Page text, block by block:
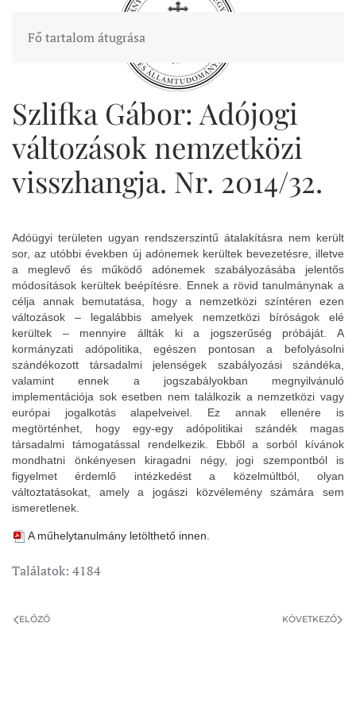
Fő tartalom átugrása
Szlifka Gábor: Adójogi
változások nemzetközi
visszhangja. Nr. 2014/32.
Adóügyi területen ugyan rendszerszintű átalakításra nem került
sor, az utóbbi években új adónemek kerültek bevezetésre, illetve
a meglevő és működő adónemek szabályozásába jelentős
módosítások kerültek beépítésre. Ennek a rövid tanulmánynak a
célja annak bemutatása, hogy a nemzetközi színtéren ezen
változások – legalábbis amelyek nemzetközi bíróságok elé
kerültek – mennyire állták ki a jogszerűség próbáját. A
kormányzati adópolitika, egészen pontosan a befolyásolni
szándékozott társadalmi jelenségek szabályozási szándéka,
valamint ennek a jogszabályokban megnyilvánuló
implementációja sok esetben nem találkozik a nemzetközi vagy
európai jogalkotás alapelveivel. Ez annak ellenére is
megtörténhet, hogy egy-egy adópolitikai szándék magas
társadalmi támogatással rendelkezik. Ebből a sorból kívánok
mondhatni önkényesen kiragadni négy, jogi szempontból is
figyelmet érdemlő intézkedést a közelmúltból, olyan
változtatásokat, amely a jogászi közvélemény számára sem
ismeretlenek.
A műhelytanulmány letölthető innen.
Találatok: 4184
ELŐZŐ KÖVETKEZŐ